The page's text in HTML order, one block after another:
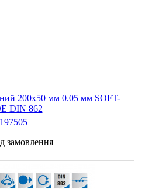
200x50 мм 0.05 мм SOFT-
DIN 862
замовлення